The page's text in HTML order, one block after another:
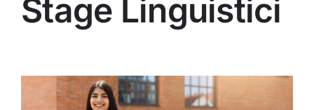
Stage Linguistici